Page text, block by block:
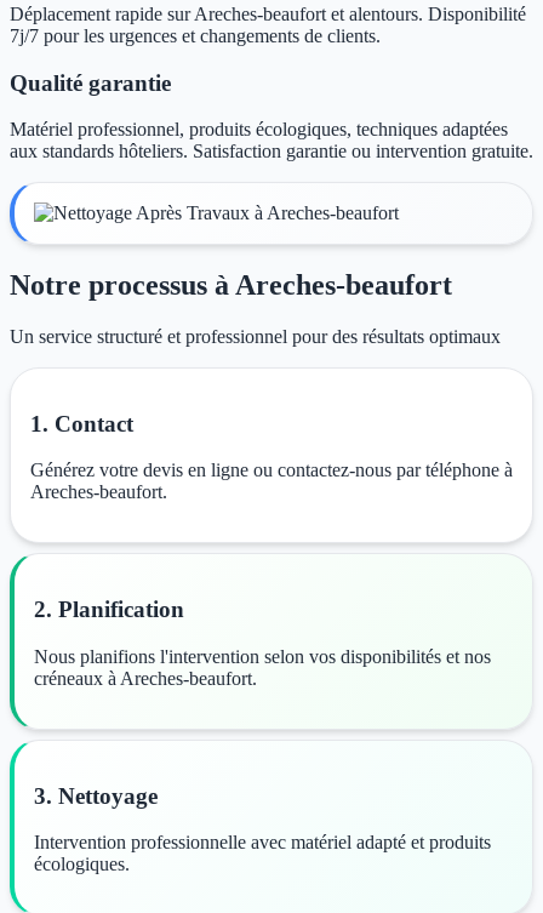
Déplacement rapide sur Areches-beaufort et alentours. Disponibilité
7j/7 pour les urgences et changements de clients.
Qualité garantie
Matériel professionnel, produits écologiques, techniques adaptées
aux standards hôteliers. Satisfaction garantie ou intervention gratuite.
Notre processus à Areches-beaufort
Un service structuré et professionnel pour des résultats optimaux
1. Contact
Générez votre devis en ligne ou contactez-nous par téléphone à
Areches-beaufort.
2. Planification
Nous planifions l'intervention selon vos disponibilités et nos
créneaux à Areches-beaufort.
3. Nettoyage
Intervention professionnelle avec matériel adapté et produits
écologiques.